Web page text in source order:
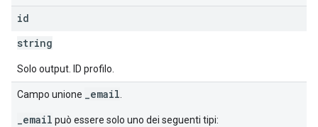
id
string
Solo output. ID profilo.
Campo unione _email
_email può essere solo uno dei seguenti tipi: